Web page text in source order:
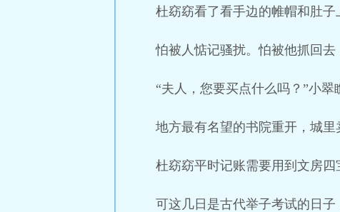
杜窈窈看了看手边的帷帽和肚
怕被人惦记骚扰。怕被他抓回去
“夫人，您要买点什么吗？”小翠
地方最有名望的书院重开，城里
杜窈窈平时记账需要用到文房四
可这几日是古代举子考试的日子